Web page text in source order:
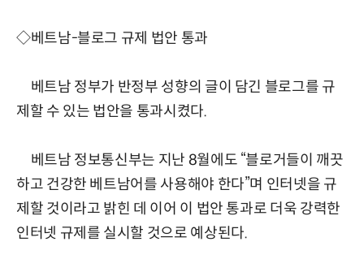
◇베트남-블로그 규제 법안 통과
베트남 정부가 반정부 성향의 글이 담긴 블로그를 규
제할 수 있는 법안을 통과시켰다.
베트남 정보통신부는 지난 8월에도 “블로거들이 깨끗
하고 건강한 베트남어를 사용해야 한다”며 인터넷을 규
제할 것이라고 밝힌 데 이어 이 법안 통과로 더욱 강력한
인터넷 규제를 실시할 것으로 예상된다.